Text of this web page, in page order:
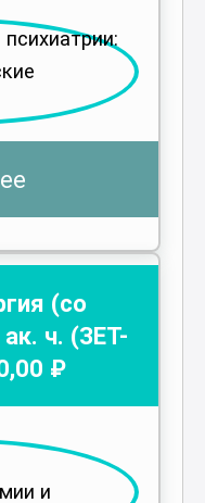
(со
ак. ч. (ЗЕТ-
,00 ₽